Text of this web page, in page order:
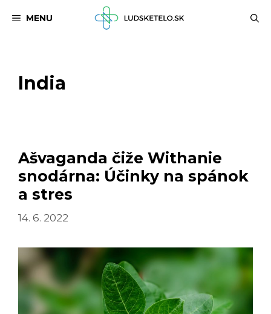
MENU
India
Ašvaganda čiže Withanie
snodárna: Účinky na spánok
a stres
14. 6. 2022